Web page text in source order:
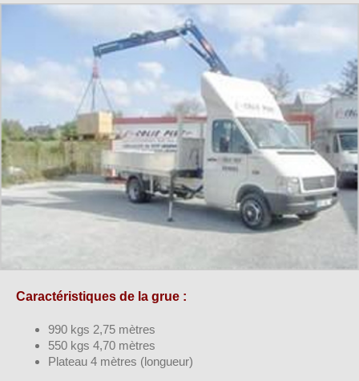
Caractéristiques de la grue :
990 kgs 2,75 mètres
550 kgs 4,70 mètres
Plateau 4 mètres (longueur)